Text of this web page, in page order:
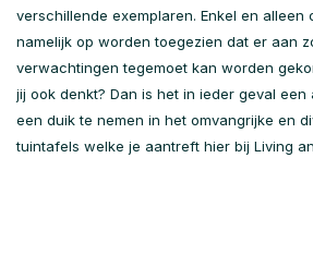
verschillende exemplaren. Enkel en alleen
namelijk op worden toegezien dat er aan
verwachtingen tegemoet kan worden
jij ook denkt? Dan is het in ieder geval een
een duik te nemen in het omvangrijke en
tuintafels welke je aantreft hier bij Living